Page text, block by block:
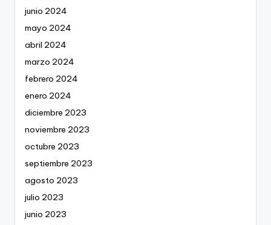
junio 2024
mayo 2024
abril 2024
marzo 2024
febrero 2024
enero 2024
diciembre 2023
noviembre 2023
octubre 2023
septiembre 2023
agosto 2023
julio 2023
junio 2023